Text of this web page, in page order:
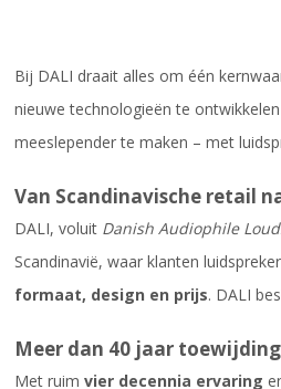
Bij DALI draait alles om één
nieuwe technologieën te
meeslepender te maken – met
Van Scandinavische retail
DALI, voluit Danish Audiophile
Scandinavië, waar klanten
formaat, design en prijs. DALI
Meer dan 40 jaar
Met ruim vier decennia ervaring